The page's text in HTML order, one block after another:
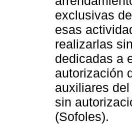
exclusivas
esas
realizarlas
dedicadas a
autorización
auxiliares
sin
(Sofoles).